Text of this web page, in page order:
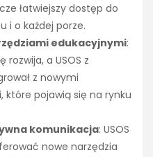
łatwiejszy dostęp do
i o każdej porze.
edukacyjnymi:
a USOS z
z nowymi
pojawią się na rynku
komunikacja: USOS
nowe narzędzia